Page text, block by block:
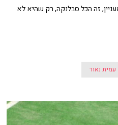
זה הכל סבלנקה, רק שהיא לא
עמית נאור